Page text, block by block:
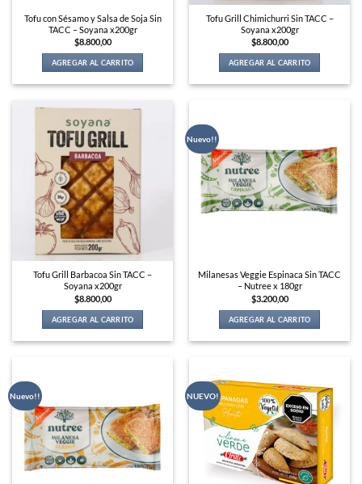
Tofu con Sésamo y Salsa de Soja Sin
TACC – Soyana x200gr
$8.800,00
AGREGAR AL CARRITO
Tofu Grill Chimichurri Sin TACC –
Soyana x200gr
$8.800,00
AGREGAR AL CARRITO
Tofu Grill Barbacoa Sin TACC –
Soyana x200gr
$8.800,00
AGREGAR AL CARRITO
Nuevo!!
Milanesas Veggie Espinaca Sin TACC
– Nutree x 180gr
$3.200,00
AGREGAR AL CARRITO
Nuevo!! NUEVO!